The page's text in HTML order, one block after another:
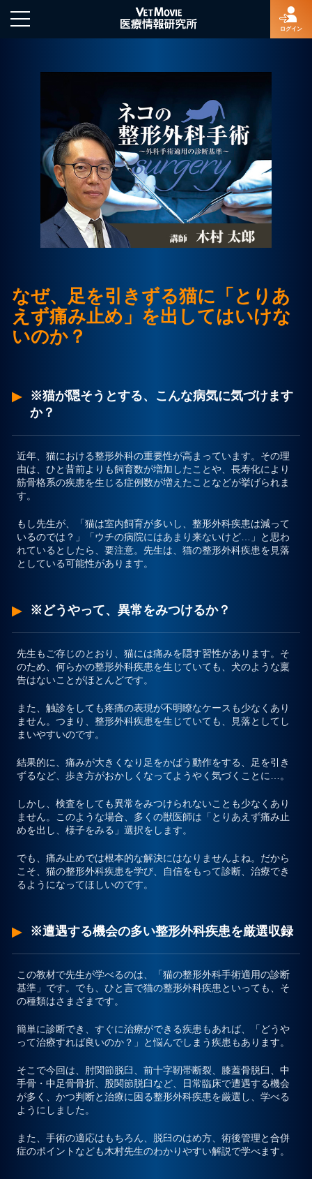
ログイン
HOME
ログイン
新規登録
よくあるご質問
著作権について
お問合せ
なぜ、足を引きずる猫に「とりあ
えず痛み止め」を出してはいけな
いのか？
※猫が隠そうとする、こんな病気に気づけます
か？
近年、猫における整形外科の重要性が高まっています。その理
由は、ひと昔前よりも飼育数が増加したことや、長寿化により
筋骨格系の疾患を生じる症例数が増えたことなどが挙げられま
す。
もし先生が、
「猫は室内飼育が多いし、整形外科疾患は減って
いるのでは？」「ウチの病院にはあまり来ないけど…」
と思わ
れているとしたら、要注意。 先生は、猫の整形外科疾患を見落
としている可能性があります。
※どうやって、異常をみつけるか？
先生もご存じのとおり、猫には痛みを隠す習性があります。そ
のため、何らかの整形外科疾患を生じていても、犬のような稟
告はないことがほとんどです。
また、触診をしても疼痛の表現が不明瞭なケースも少なくあり
ません。つまり、整形外科疾患を生じていても、見落としてし
まいやすいのです。
結果的に、痛みが大きくなり足をかばう動作をする、足を引き
ずるなど、歩き方がおかしくなってようやく気づくことに…。
しかし、検査をしても異常をみつけられないことも少なくあり
ません。
このような場合、多くの獣医師は 「とりあえず痛み止
めを出し、様子をみる」 選択をします。
でも、痛み止めでは根本的な解決にはなりませんよね。だから
こそ、猫の整形外科疾患を学び、自信をもって診断、治療でき
るようになってほしいのです。
※遭遇する機会の多い整形外科疾患を厳選収録
この教材で先生が学べるのは、
「猫の整形外科手術適用の診断
基準」 です。でも、ひと言で猫の整形外科疾患といっても、そ
の種類はさまざまです。
簡単に診断でき、すぐに治療ができる疾患もあれば、「どうや
って治療すれば良いのか？」と悩んでしまう疾患もあります。
そこで今回は、肘関節脱臼、前十字靭帯断裂、膝蓋骨脱臼、中
手骨・中足骨骨折、股関節脱臼など、日常臨床で遭遇する機会
が多く、かつ判断と治療に困る整形外科疾患を厳選し、学べる
ようにしました。
また、手術の適応はもちろん、脱臼のはめ方、術後管理と合併
症のポイントなども木村先生のわかりやすい解説で学べます。